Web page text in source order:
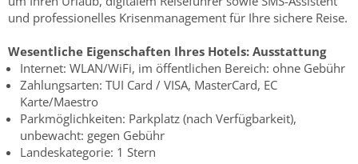
und professionelles Krisenmanagement für Ihre sichere Reise.
Wesentliche Eigenschaften Ihres Hotels: Ausstattung
Internet: WLAN/WiFi, im öffentlichen Bereich: ohne Gebühr
Zahlungsarten: TUI Card / VISA, MasterCard, EC
Karte/Maestro
Parkmöglichkeiten: Parkplatz (nach Verfügbarkeit),
unbewacht: gegen Gebühr
Landeskategorie: 1 Stern